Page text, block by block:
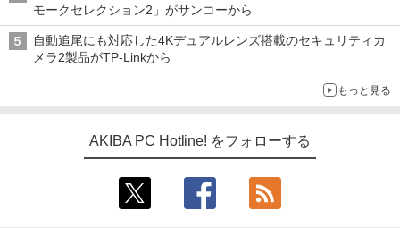
モークセレクション2」がサンコーから
自動追尾にも対応した4Kデュアルレンズ搭載のセキュリティカ
メラ2製品がTP-Linkから
もっと見る
AKIBA PC Hotline! をフォローする